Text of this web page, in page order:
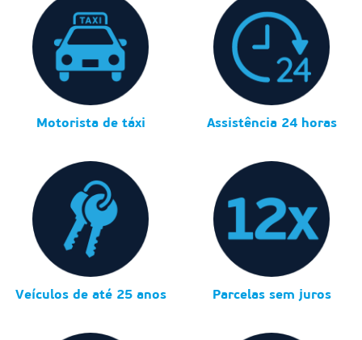
Motorista de táxi Assistência 24 horas
Veículos de até 25 anos Parcelas sem juros